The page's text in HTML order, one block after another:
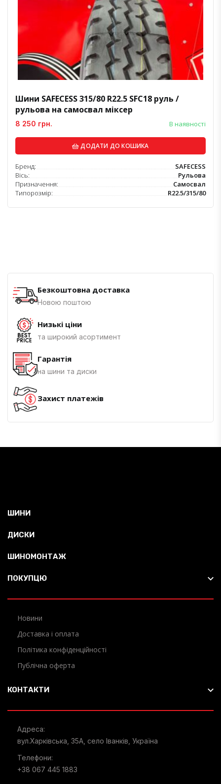
Шини SAFECESS 315/80 R22.5 SFC18 руль /
рульова на самосвал міксер
В наявності
8 250 грн.
ДОДАТИ ДО КОШИКА
Бренд:
SAFECESS
Вісь:
Рульова
Призначення:
Самосвал
Типорозмір:
R22.5/315/80
Безкоштовна доставка
Новою поштою
Низькі ціни
та широкий асортимент
Гарантія
на шини та диски
Захист платежів
КОНТАКТИ
Адреса:
вул.Харківська, 35А, село Іванків, Україна
Телефони:
+38 067 445 1883
ШИНИ
ДИСКИ
ШИНОМОНТАЖ
ПОКУПЦЮ
Новини
Доставка і оплата
Політика конфіденційності
Публічна оферта